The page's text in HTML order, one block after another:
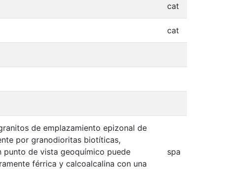
cat
cat
de emplazamiento epizonal de
por granodioritas biotíticas,
de vista geoquímico puede
férrica y calcoalcalina con una
spa